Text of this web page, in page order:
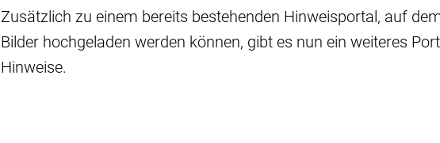
Zusätzlich zu einem bereits bestehenden Hinweisportal, auf
Bilder hochgeladen werden können, gibt es nun ein weiteres
Hinweise.